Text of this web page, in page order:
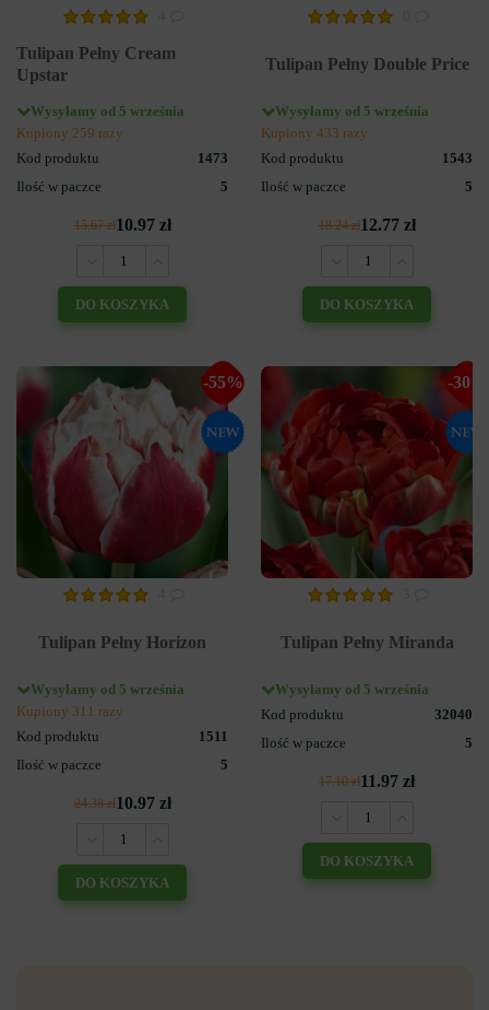
Tulipan Pełny Cream
Upstar
Wysyłamy od 5 września
Kupiony 259 razy
Kod produktu
1473
Ilość w paczce
5
15.67 zł10.97 zł
DO KOSZYKA
Tulipan Pełny Double Price
Wysyłamy od 5 września
Kupiony 433 razy
Kod produktu
1543
Ilość w paczce
5
18.24 zł12.77 zł
DO KOSZYKA
-55%
Tulipan Pełny Horizon
Wysyłamy od 5 września
Kupiony 311 razy
Kod produktu
1511
Ilość w paczce
5
24.38 zł10.97 zł
DO KOSZYKA
-30%
Tulipan Pełny Miranda
Wysyłamy od 5 września
Kod produktu
32040
Ilość w paczce
5
17.10 zł11.97 zł
DO KOSZYKA